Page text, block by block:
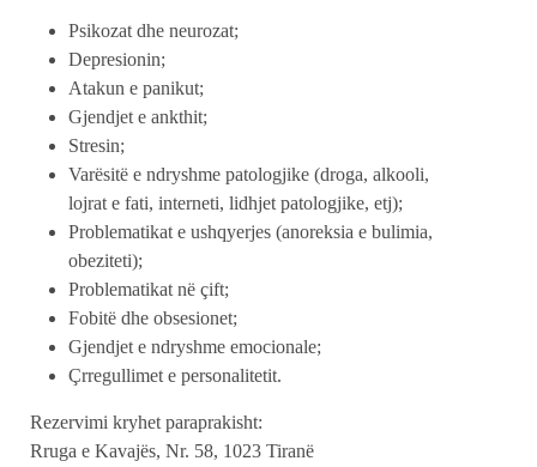
Psikozat dhe neurozat;
Depresionin;
Atakun e panikut;
Gjendjet e ankthit;
Stresin;
Varësitë e ndryshme patologjike (droga, alkooli,
lojrat e fati, interneti, lidhjet patologjike, etj);
Problematikat e ushqyerjes (anoreksia e bulimia,
obeziteti);
Problematikat në çift;
Fobitë dhe obsesionet;
Gjendjet e ndryshme emocionale;
Çrregullimet e personalitetit.
Rezervimi kryhet paraprakisht:
Rruga e Kavajës, Nr. 58, 1023 Tiranë